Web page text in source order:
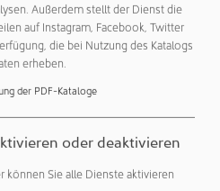
versus Stop-and-Go-Prozess
es, die vollautomatisierte
Prozess im Sinne hoher
auf zehn Minuten zu
Bildgebung wie auch für die
im Prozesstakt eine
Außerdem stellt der Dienst die
auf Instagram, Facebook, Twitter
die bei Nutzung des Katalogs
erheben.
der PDF-Kataloge
oder deaktivieren
können Sie alle Dienste aktivieren